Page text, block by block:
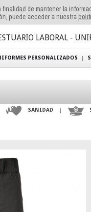
de mantener la
puede acceder a nuestra
LABORAL -
PERSONALIZADOS
SANIDAD